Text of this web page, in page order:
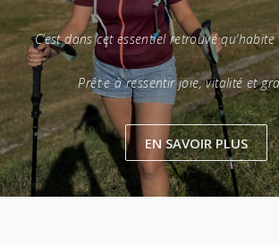
C’est dans cet essentiel retrouvé
Prêt·e à ressentir joie, vitalité et
EN SAVOIR PLUS